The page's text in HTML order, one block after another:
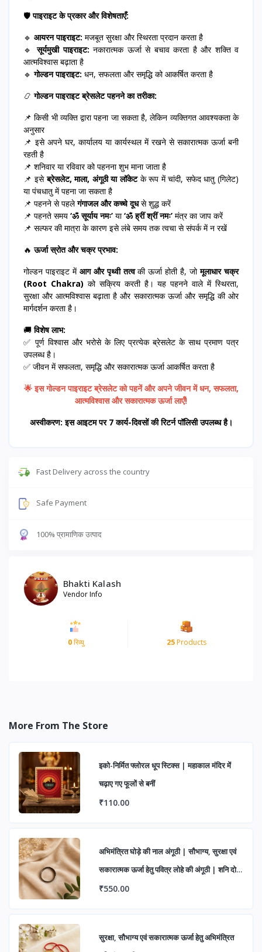
🛡️पाइराइट के प्रकार और विशेषताएँ:
🔹 आयरन पाइराइट: मजबूत सुरक्षा और स्थिरता प्रदान करता है
🔹सूर्यमुखी पाइराइट: नकारात्मक ऊर्जा से बचाव करता है और शक्ति व
आत्मविश्वास बढ़ाता है
🔹गोल्डन पाइराइट: धन, सफलता और समृद्धि को आकर्षित करता है
📿गोल्डन पाइराइट ब्रेसलेट पहनने का तरीका:
📌 किसी भी व्यक्ति द्वारा पहना जा सकता है, लेकिन व्यक्तिगत आवश्यकता के
अनुसार
📌 इसे अपने घर, कार्यालय या कार्यस्थल में रखने से सकारात्मक ऊर्जा बनी
रहती है
📌 शनिवार या रविवार को पहनना शुभ माना जाता है
📌 इसेब्रेसलेट, माला, अंगूठी या लॉकेटके रूप में चांदी, सफेद धातु (गिलेट)
या पंचधातु में पहना जा सकता है
📌 पहनने से पहलेगंगाजल और कच्चे दूधसे शुद्ध करें
📌 पहनते समय ‘ॐ सूर्याय नमः’ या‘ॐ ह्रीं श्रीं नमः’ मंत्र का जाप करें
📌 सल्फर की मात्रा के कारण इसे लंबे समय तक त्वचा से संपर्क में न रखें
🔥ऊर्जा स्रोत और चक्र प्रभाव:
गोल्डन पाइराइट में आग और पृथ्वी तत्वकी ऊर्जा होती है, जोमूलाधार चक्र
(Root Chakra) को सक्रिय करती है। यह पहनने वाले में स्थिरता,
सुरक्षा और आत्मविश्वास बढ़ाता है और सकारात्मक ऊर्जा और समृद्धि की ओर
मार्गदर्शन करता है।
🚚विशेष लाभ:
✅ पूर्ण विश्वास और भरोसे के लिए प्रत्येक ब्रेसलेट के साथ प्रमाण पत्र
उपलब्ध है।
✅ जीवन में सफलता, समृद्धि और सकारात्मक ऊर्जा आकर्षित करता है
🌟 इस गोल्डन पाइराइट ब्रेसलेट को पहनें और अपने जीवन में धन, सफलता,
आत्मविश्वास और सकारात्मक ऊर्जा लाएँ!
अस्वीकरण: इस आइटम पर 7 कार्य-दिवसों की रिटर्न पॉलिसी उपलब्ध है।
Fast Delivery across the country
Safe Payment
100% प्रामाणिक उत्पाद
Bhakti Kalash
Vendor Info
0रिव्यु 25Products
More From The Store
इको-निर्मित फ्लोरल धूप स्टिक्स | महाकाल मंदिर में
चढ़ाए गए फूलों से बनीं
₹110.00
अभिमंत्रित घोड़े की नाल अंगूठी | सौभाग्य, सुरक्षा एवं
सकारात्मक ऊर्जा हेतु पवित्र लोहे की अंगूठी | शनि दोष
निवारण एवं शुभ लाभ के लिए आध्यात्मिक रिंग
₹550.00
सुरक्षा, सौभाग्य एवं सकारात्मक ऊर्जा हेतु अभिमंत्रित